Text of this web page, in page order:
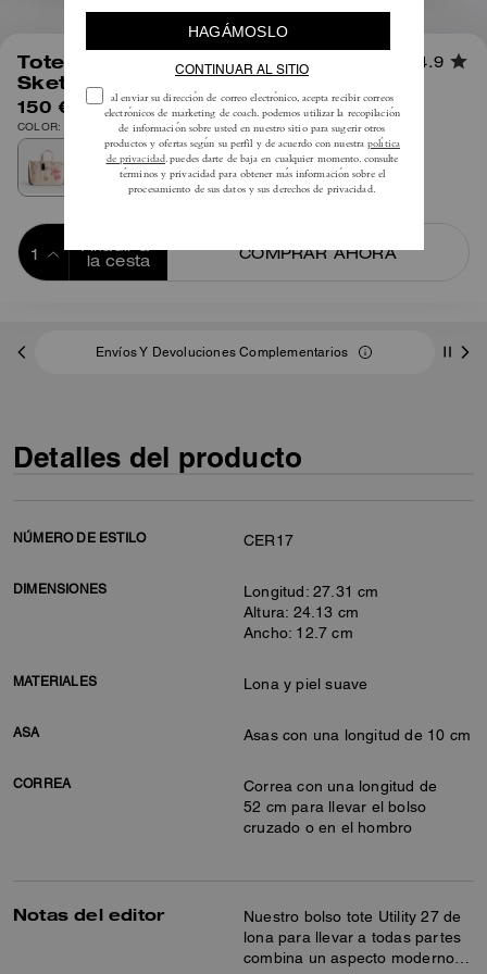
Tote Utility 27 Con Estampado
Sketch
4.9
150 €
COLOR: natural multicolor
Añadir a
la cesta
COMPRAR AHORA
Envíos Y Devoluciones Complementarios
Detalles del producto
NÚMERO DE ESTILO CER17
DIMENSIONES
Longitud: 27.31 cm
Altura: 24.13 cm
Ancho: 12.7 cm
MATERIALES Lona y piel suave
ASA Asas con una longitud de 10 cm
CORREA
Correa con una longitud de
52 cm para llevar el bolso
cruzado o en el hombro
Notas del editor
Nuestro bolso tote Utility 27 de
lona para llevar a todas partes
combina un aspecto moderno y